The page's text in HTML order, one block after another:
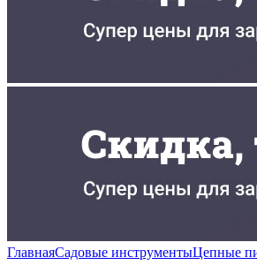
ГлавнаяСадовые инструментыЦепные